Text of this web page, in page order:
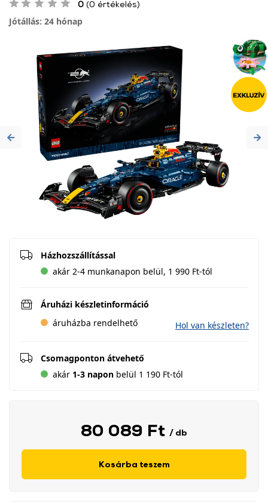
0 (0 értékelés)
Jótállás: 24 hónap
Previous
Házhozszállítással
akár 2-4 munkanapon belül, 1 990 Ft-tól
Áruházi készletinformáció
áruházba rendelhető
Hol van készleten?
Csomagponton átvehető
akár 1-3 napon belül 1 190 Ft-tól
80 089 Ft / db
Kosárba teszem